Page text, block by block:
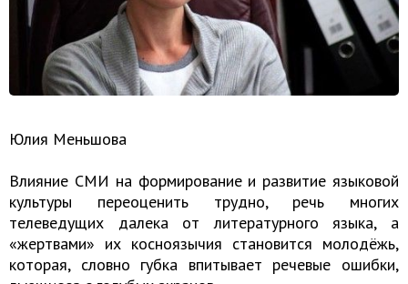
Юлия Меньшова
Влияние СМИ на формирование и развитие языковой
культуры переоценить трудно, речь многих
телеведущих далека от литературного языка, а
«жертвами» их косноязычия становится молодёжь,
которая, словно губка впитывает речевые ошибки,